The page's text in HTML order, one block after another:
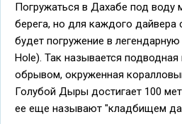
Погружаться в Дахабе под воду
берега, но для каждого
будет погружение в
Hole). Так называется
обрывом, окруженная
Голубой Дыры достигает 100
ее еще называют "кладбищем